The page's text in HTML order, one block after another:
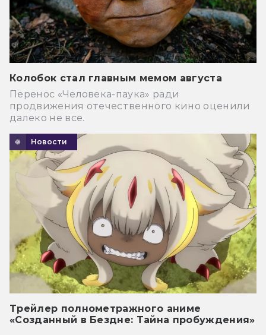
Колобок стал главным мемом августа
Перенос «Человека-паука» ради
продвижения отечественного кино оценили
далеко не все.
Новости
Трейлер полнометражного аниме
«Созданный в Бездне: Тайна пробуждения»